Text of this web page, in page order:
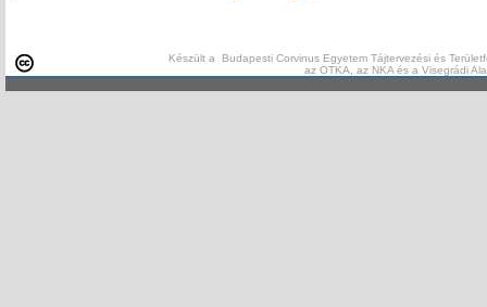
Készült a Budapesti Corvinus Egyetem Tájtervezési és
az OTKA, az NKA és a Visegrádi